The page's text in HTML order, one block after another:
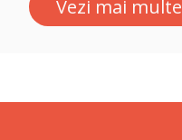
Vezi mai multe